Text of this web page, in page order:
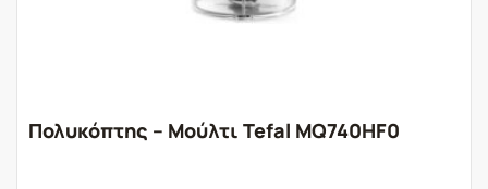
Πολυκόπτης – Μούλτι Tefal MQ740HF0